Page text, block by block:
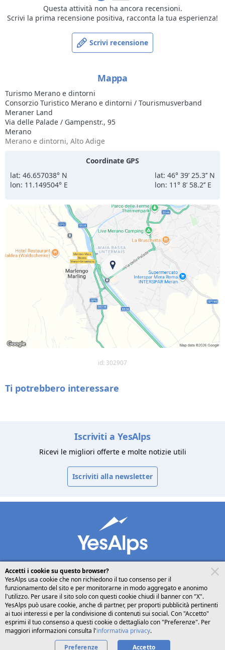
raggiungere in pochi minuti valli e montagne silenziose, dove
le usanze alpine tradizionali sono ancora vive, l’ospitalità è
Tessa, l’Alta Via di Merano e ben cinque comprensori sciistici ed
escursionistici permettono di praticare ogni genere di attività
Questa attività non ha ancora recensioni.
Scrivi la prima recensione positiva, racconta la tua esperienza!
Scrivi recensione
Mappa
Turismo Merano e dintorni
Consorzio Turistico Merano e dintorni / Tourismusverband
Meraner Land
Via delle Palade / Gampenstr., 95
Merano
Merano e dintorni, Alto Adige
Coordinate GPS
lat: 46.657038° N
lon: 11.149504° E
lat: 46° 39’ 25.3’’ N
lon: 11° 8’ 58.2’’ E
id: 302907
Ti potrebbero interessare
Iscriviti a YesAlps
Ricevi le migliori offerte e molte notizie utili
Iscriviti alla newsletter
desktop seguici su
Italiano
Privacy Cookies Chi siamo
Accetti i cookie su questo browser?
YesAlps usa cookie che non richiedono il tuo consenso per il
funzionamento del sito e per monitorarne in modo aggregato e anonimo
l'utilizzo. Per usare il sito solo con questi cookie chiudi il banner con "X".
YesAlps può usare cookie, anche di partner, per proporti pubblicità pertinenti
ai tuoi interessi e per la condivisione di contenuti sui social. Con "Accetto"
esprimi il tuo consenso a questi cookie o dettaglialo con "Preferenze". Per
maggiori informazioni consulta l'informativa privacy.
Preferenze
Accetto